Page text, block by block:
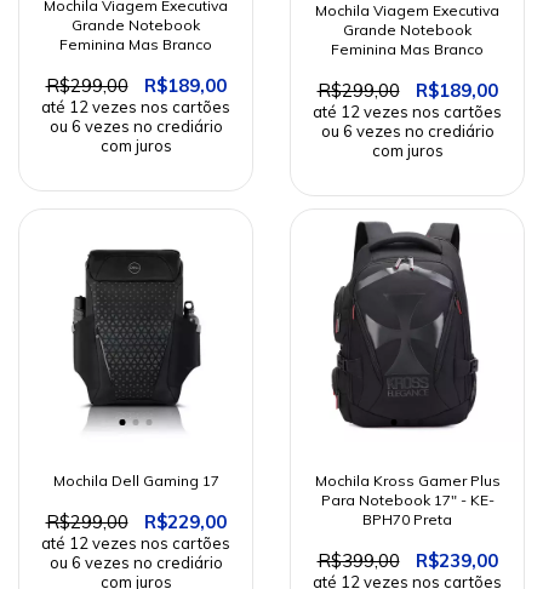
Mochila Viagem Executiva
Grande Notebook
Feminina Mas Branco
R$299,00 R$189,00
Mochila Viagem Executiva
Grande Notebook
Feminina Mas Branco
R$299,00 R$189,00
Mochila Dell Gaming 17
R$299,00 R$229,00
Mochila Kross Gamer Plus
Para Notebook 17" - KE-
BPH70 Preta
R$399,00 R$239,00